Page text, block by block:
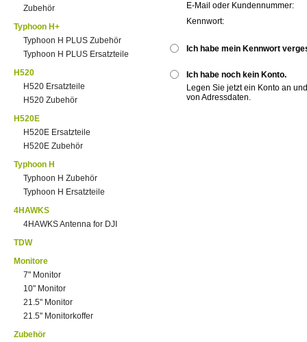
Zubehör
Typhoon H+
Typhoon H PLUS Zubehör
Typhoon H PLUS Ersatzteile
H520
H520 Ersatzteile
H520 Zubehör
H520E
H520E Ersatzteile
H520E Zubehör
Typhoon H
Typhoon H Zubehör
Typhoon H Ersatzteile
4HAWKS
4HAWKS Antenna for DJI
TDW
Monitore
7" Monitor
10" Monitor
21.5" Monitor
21.5" Monitorkoffer
Zubehör
E-Mail oder Kundennummer:
Kennwort:
Ich habe mein Kennwort
Ich habe noch kein Konto.
Legen Sie jetzt ein Konto an
von Adressdaten.